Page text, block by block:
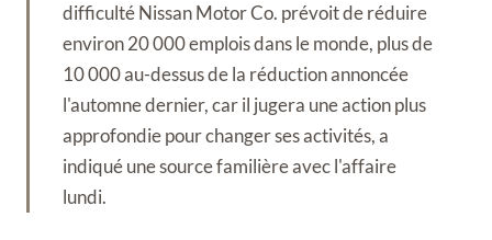
difficulté Nissan Motor Co. prévoit de réduire
environ 20 000 emplois dans le monde, plus de
10 000 au-dessus de la réduction annoncée
l'automne dernier, car il jugera une action plus
approfondie pour changer ses activités, a
indiqué une source familière avec l'affaire
lundi.